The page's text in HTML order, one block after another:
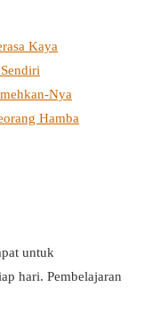
Kaya
Nya
Hamba
untuk
hari. Pembelajaran